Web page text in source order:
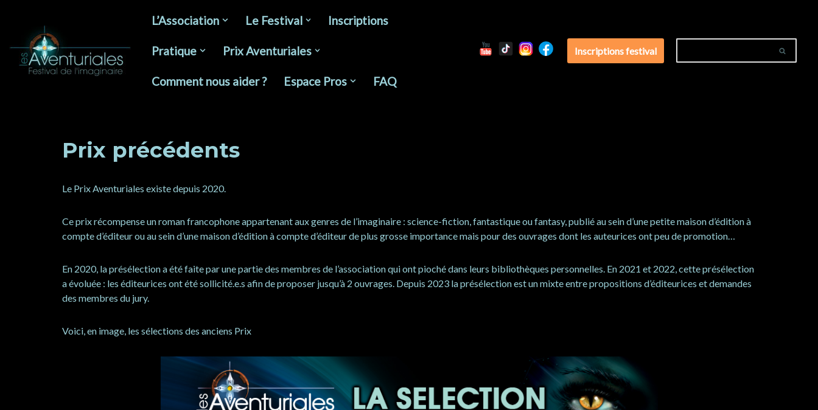
au
contenu
L’Association Le Festival Inscriptions
Pratique Prix Aventuriales
Comment nous aider ? Espace Pros FAQ
Inscriptions festival
Prix précédents
Le Prix Aventuriales existe depuis 2020.
Ce prix récompense un roman francophone appartenant aux genres de l’imaginaire : science-fiction, fantastique ou fantasy, publié au sein d’une petite maison d’édition à
compte d’éditeur ou au sein d’une maison d’édition à compte d’éditeur de plus grosse importance mais pour des ouvrages dont les auteurices ont peu de promotion…
En 2020, la présélection a été faite par une partie des membres de l’association qui ont pioché dans leurs bibliothèques personnelles. En 2021 et 2022, cette présélection
a évoluée : les éditeurices ont été sollicité.e.s afin de proposer jusqu’à 2 ouvrages. Depuis 2023 la présélection est un mixte entre propositions d’éditeurices et demandes
des membres du jury.
Voici, en image, les sélections des anciens Prix